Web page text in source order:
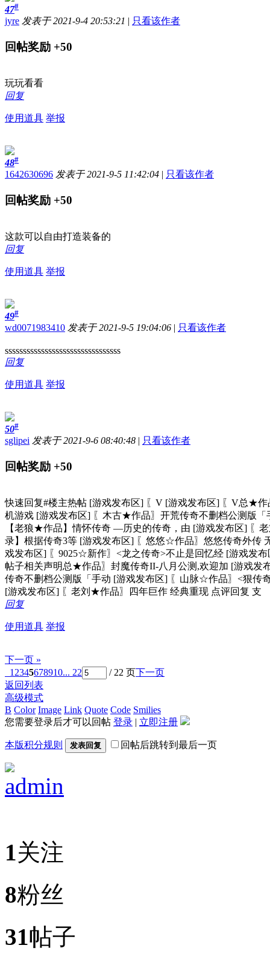
47#
jyre 发表于 2021-9-4 20:53:21 | 只看该作者
回帖奖励 +50
玩玩看看
回复
使用道具 举报
48#
1642630696 发表于 2021-9-5 11:42:04 | 只看该作者
回帖奖励 +50
这款可以自由打造装备的
回复
使用道具 举报
49#
wd0071983410 发表于 2021-9-5 19:04:06 | 只看该作者
ssssssssssssssssssssssssssssssss
回复
使用道具 举报
50#
sglipei 发表于 2021-9-6 08:40:48 | 只看该作者
回帖奖励 +50
快速回复#楼主热帖 [游戏发布区] 〖V [游戏发布区] 〖V总★
机游戏 [游戏发布区] 〖木古★作品〗开荒传奇不删档公测版
【老狼★作品】情怀传奇 —历史的传奇，由 [游戏发布区] 〖
录】根据传奇3等 [游戏发布区] 〖悠悠☆作品〗悠悠传奇外传
戏发布区] 〖9025☆新作〗<龙之传奇>不止是回忆经 [游戏发
帖子相关声明总★作品〗封魔传奇II-八月公测,欢迎加 [游戏
传奇不删档公测版「手动 [游戏发布区] 〖山脉☆作品〗<狠
[游戏发布区] 〖老刘★作品〗四年巨作 经典重现 点评回复 支
回复
使用道具 举报
下一页 »
1 2345678910... 22 / 22 页下一页
返回列表
高级模式
B Color Image Link Quote Code Smilies
您需要登录后才可以回帖 登录 | 立即注册
本版积分规则 发表回复 回帖后跳转到最后一页
admin
1关注
8粉丝
31帖子